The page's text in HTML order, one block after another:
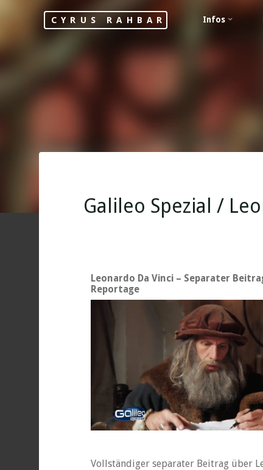
content
CYRUS RAHBAR Infos
Galileo Spezial /
Leonardo Da Vinci – Separater
Reportage
Vollständiger separater Beitrag über